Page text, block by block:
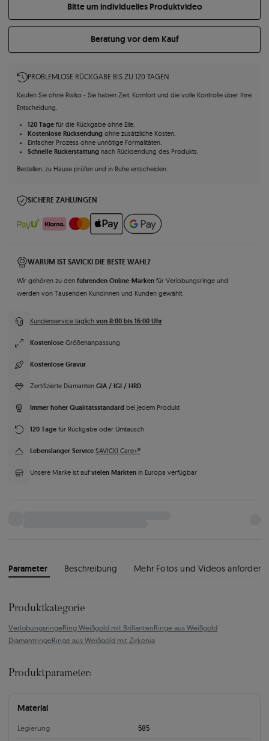
Bitte um individuelles Produktvideo
Beratung vor dem Kauf
PROBLEMLOSE RÜCKGABE BIS ZU 120 TAGEN
Kaufen Sie ohne Risiko - Sie haben Zeit, Komfort und die volle Kontrolle über Ihre
Entscheidung.
120 Tagefür die Rückgabe ohne Eile.
Kostenlose Rücksendungohne zusätzliche Kosten.
Einfacher Prozess ohne unnötige Formalitäten.
Schnelle Rückerstattungnach Rücksendung des Produkts.
Bestellen, zu Hause prüfen und in Ruhe entscheiden.
SICHERE ZAHLUNGEN
WARUM IST SAVICKI DIE BESTE WAHL?
Wir gehören zu den führenden Online-Marken für Verlobungsringe und
werden von Tausenden Kundinnen und Kunden gewählt.
Kundenservice täglich von 8:00 bis 16:00 Uhr
Kostenlose Größenanpassung
Kostenlose Gravur
Zertifizierte Diamanten GIA / IGI / HRD
Immer hoher Qualitätsstandard bei jedem Produkt
120 Tage für Rückgabe oder Umtausch
Lebenslanger Service SAVICKI Care+®
Unsere Marke ist auf vielen Märkten in Europa verfügbar
Parameter Beschreibung Mehr Fotos und Videos anfordern
Produktkategorie
VerlobungsringeRing Weißgold mit BrillantenRinge aus Weißgold
DiamantringeRinge aus Weißgold mit Zirkonia
Produktparameter:
Material
Legierung 585